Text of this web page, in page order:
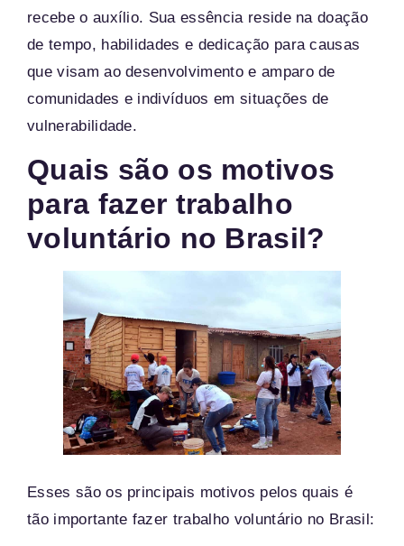
recebe o auxílio. Sua essência reside na doação
de tempo, habilidades e dedicação para causas
que visam ao desenvolvimento e amparo de
comunidades e indivíduos em situações de
vulnerabilidade.
Quais são os motivos
para fazer trabalho
voluntário no Brasil?
Esses são os principais motivos pelos quais é
tão importante fazer trabalho voluntário no Brasil: